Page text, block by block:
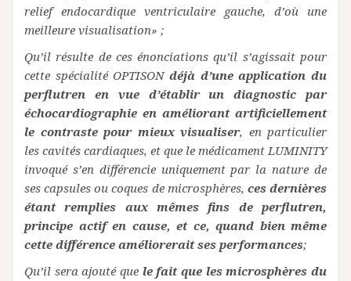
relief endocardique ventriculaire gauche, d’où une
meilleure visualisation» ;
Qu’il résulte de ces énonciations qu’il s’agissait pour
cette spécialité OPTISON déjà d’une application du
perflutren en vue d’établir un diagnostic par
échocardiographie en améliorant artificiellement
le contraste pour mieux visualiser, en particulier
les cavités cardiaques, et que le médicament LUMINITY
invoqué s’en différencie uniquement par la nature de
ses capsules ou coques de microsphères, ces dernières
étant remplies aux mêmes fins de perflutren,
principe actif en cause, et ce, quand bien même
cette différence améliorerait ses performances;
Qu’il sera ajouté que le fait que les microsphères du